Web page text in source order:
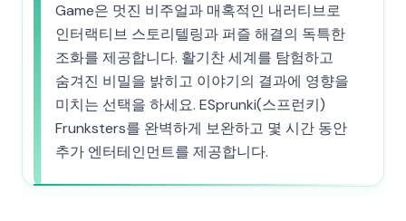
Game은 멋진 비주얼과 매혹적인 내러티브로
인터랙티브 스토리텔링과 퍼즐 해결의 독특한
조화를 제공합니다. 활기찬 세계를 탐험하고
숨겨진 비밀을 밝히고 이야기의 결과에 영향을
미치는 선택을 하세요. ESprunki(스프런키)
Frunksters를 완벽하게 보완하고 몇 시간 동안
추가 엔터테인먼트를 제공합니다.